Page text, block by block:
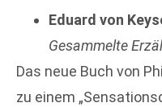
Eduard von
Gesammelte
Das neue Buch von
zu einem